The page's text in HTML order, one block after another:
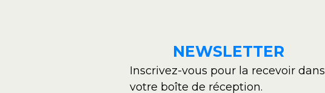
NEWSLETTER
Inscrivez-vous pour la recevoir dans
votre boîte de réception.